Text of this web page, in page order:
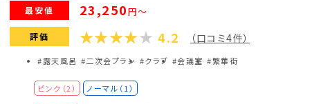
最安値 23,250円～
評価 4.2 （口コミ4件）
#露天風呂 #二次会プラン #クラブ #会議室 #繁華街
ピンク（2） ノーマル（1）